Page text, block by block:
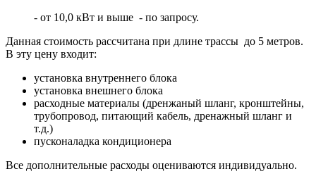
- от 10,0 кВт и выше - по запросу.
Данная стоимость рассчитана при длине трассы до 5 метров.
В эту цену входит:
установка внутреннего блока
установка внешнего блока
расходные материалы (дренжаный шланг, кронштейны,
трубопровод, питающий кабель, дренажный шланг и
т.д.)
пусконаладка кондиционера
Все дополнительные расходы оцениваются индивидуально.